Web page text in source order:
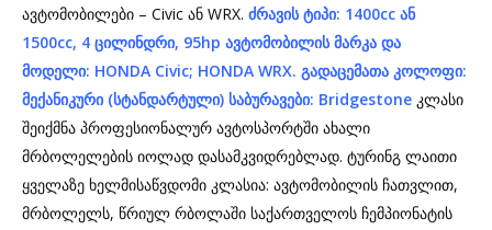
ავტომობილები – Civic ან WRX. ძრავისტიპი: 1400cc ან
1500cc, 4 ცილინდრი, 95hp ავტომობილისმარკა და
მოდელი: HONDA Civic; HONDA WRX. გადაცემათა კოლოფი:
მექანიკური (სტანდარტული) საბურავები: Bridgestone კლასი
შეიქმნა პროფესიონალურ ავტოსპორტში ახალი
მრბოლელების იოლად დასამკვიდრებლად. ტურინგ ლაითი
ყველაზე ხელმისაწვდომი კლასია: ავტომობილის ჩათვლით,
მრბოლელს, წრიულ რბოლაში საქართველოს ჩემპიონატის